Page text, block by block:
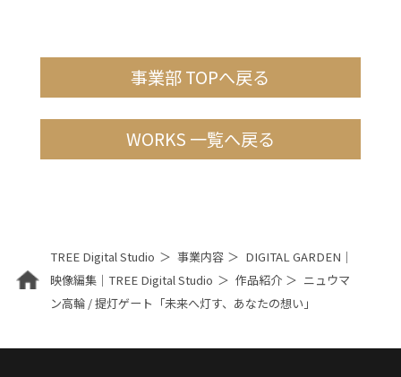
事業部 TOPへ戻る
WORKS 一覧へ戻る
TREE Digital Studio 事業内容
DIGITAL GARDEN｜
映像編集｜TREE Digital Studio
作品紹介
ニュウマ
ン高輪 / 提灯ゲート「未来へ灯す、あなたの想い」